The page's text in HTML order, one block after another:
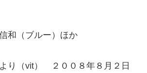
和（ブルー）ほか
り（vit） ２００８年８月２日